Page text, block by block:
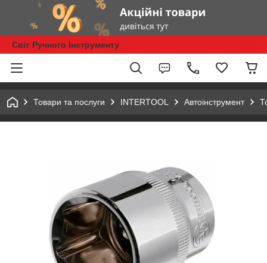
Світ Ручного Інструменту
Товари та послуги INTERTOOL Автоінструмент